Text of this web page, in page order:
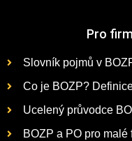
Pro
Slovník pojmů v
Co je BOZP?
Ucelený průvodce
BOZP a PO pro malé